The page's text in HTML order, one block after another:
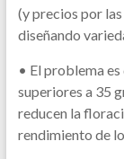
(y precios por
diseñando
• El problema
superiores a 35
reducen la
rendimiento de